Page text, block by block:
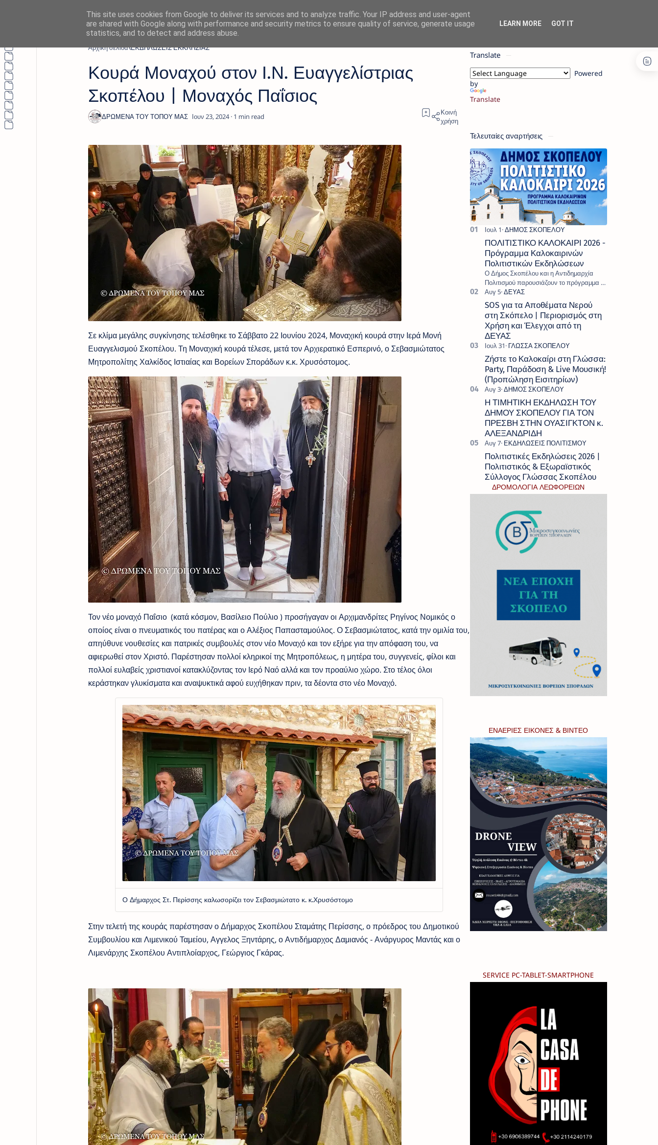
Αρχική σελίδα ΕΚΔΗΛΩΣΕΙΣ ΕΚΚΛΗΣΙΑΣ
Κουρά Μοναχού στον Ι.Ν. Ευαγγελίστριας
Σκοπέλου | Μοναχός Παΐσιος
1
Σε κλίμα μεγάλης συγκίνησης τελέσθηκε το Σάββατο 22 Ιουνίου 2024, Μοναχική κουρά στην Ιερά Μονή
Ευαγγελισμού Σκοπέλου. Τη Μοναχική κουρά τέλεσε, μετά τον Αρχιερατικό Εσπερινό, ο Σεβασμιώτατος
Μητροπολίτης Χαλκίδος Ιστιαίας και Βορείων Σποράδων κ.κ. Χρυσόστομος.
Τον νέο μοναχό Παΐσιο (κατά κόσμον, Βασίλειο Πούλιο ) προσήγαγαν οι Αρχιμανδρίτες Ρηγίνος Νομικός ο
οποίος είναι ο πνευματικός του πατέρας και ο Αλέξιος Παπασταμούλος. Ο Σεβασμιώτατος, κατά την ομιλία του,
απηύθυνε νουθεσίες και πατρικές συμβουλές στον νέο Μοναχό και τον εξήρε για την απόφαση του, να
αφιερωθεί στον Χριστό. Παρέστησαν πολλοί κληρικοί της Μητροπόλεως, η μητέρα του, συγγενείς, φίλοι και
πολλοί ευλαβείς χριστιανοί κατακλύζοντας τον Ιερό Ναό αλλά και τον προαύλιο χώρο. Στο τέλος όλοι
κεράστηκαν γλυκίσματα και αναψυκτικά αφού ευχήθηκαν πριν, τα δέοντα στο νέο Μοναχό.
Ο Δήμαρχος Στ. Περίσσης καλωσορίζει τον Σεβασμιώτατο κ. κ.Χρυσόστομο
Στην τελετή της κουράς παρέστησαν ο Δήμαρχος Σκοπέλου Σταμάτης Περίσσης, ο πρόεδρος του Δημοτικού
Συμβουλίου και Λιμενικού Ταμείου, Αγγελος Ξηντάρης, ο Αντιδήμαρχος Δαμιανός - Ανάργυρος Μαντάς και ο
Λιμενάρχης Σκοπέλου Αντιπλοίαρχος, Γεώργιος Γκάρας.
Translate
Powered
by
Translate
Τελευταίες αναρτήσεις
ΠΟΛΙΤΙΣΤΙΚΟ ΚΑΛΟΚΑΙΡΙ 2026 -
Πρόγραμμα Καλοκαιρινών
Πολιτιστικών Εκδηλώσεων
Ο Δήμος Σκοπέλου και η Αντιδημαρχία
Πολιτισμού παρουσιάζουν το πρόγραμμα «
Πολιτιστικό Καλοκαίρι 2026 », ένα πλούσιο
και πολυσυλλεκτικό πρόγραμμα εκδ…
SOS για τα Αποθέματα Νερού
στη Σκόπελο | Περιορισμός στη
Χρήση και Έλεγχοι από τη
ΔΕΥΑΣ
Ζήστε το Καλοκαίρι στη Γλώσσα:
Party, Παράδοση & Live Μουσική!
(Προπώληση Εισιτηρίων)
Η ΤΙΜΗΤΙΚΗ ΕΚΔΗΛΩΣΗ ΤΟΥ
ΔΗΜΟΥ ΣΚΟΠΕΛΟΥ ΓΙΑ ΤΟΝ
ΠΡΕΣΒΗ ΣΤΗΝ ΟΥΑΣΙΓΚΤΟΝ κ.
ΑΛΕΞΑΝΔΡΙΔΗ
Πολιτιστικές Εκδηλώσεις 2026 |
Πολιτιστικός & Εξωραϊστικός
Σύλλογος Γλώσσας Σκοπέλου
ΔΡΟΜΟΛΟΓΙΑ ΛΕΩΦΟΡΕΙΩΝ
ΕΝΑΕΡΙΕΣ ΕΙΚΟΝΕΣ & ΒΙΝΤΕΟ
SERVICE PC-TABLET-SMARTPHONE
This site uses cookies from Google to deliver its services and to analyze traffic. Your IP address and user-agent
are shared with Google along with performance and security metrics to ensure quality of service, generate usage
statistics, and to detect and address abuse.
LEARN MORE GOT IT